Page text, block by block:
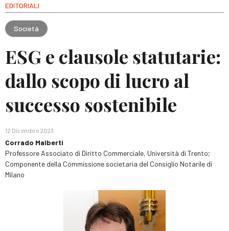
EDITORIALI
Società
ESG e clausole statutarie:
dallo scopo di lucro al
successo sostenibile
12 Dicembre 2023
Corrado Malberti
Professore Associato di Diritto Commerciale, Università di Trento;
Componente della Commissione societaria del Consiglio Notarile di
Milano